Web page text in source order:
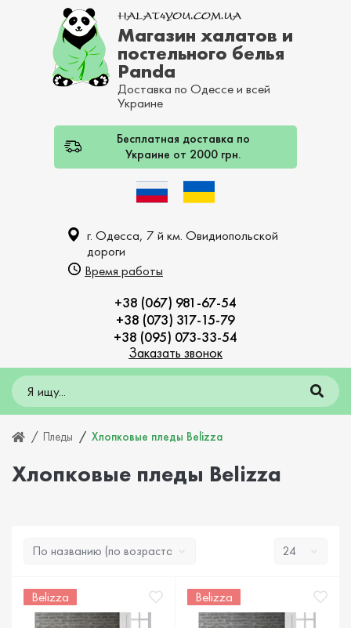
Магазин халатов и
постельного белья
Panda
Доставка по Одессе и всей
Украине
Бесплатная доставка по
Украине от 2000 грн.
г. Одесса, 7 й км. Овидиопольской
дороги
Время работы
+38 (067) 981-67-54
+38 (073) 317-15-79
+38 (095) 073-33-54
Заказать звонок
Пледы Хлопковые пледы Belizza
Хлопковые пледы Belizza
Belizza Belizza